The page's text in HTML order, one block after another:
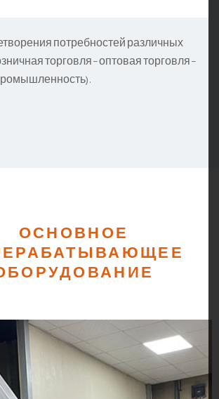
потребностей различных
торговля – оптовая торговля –
ОСНОВНОЕ